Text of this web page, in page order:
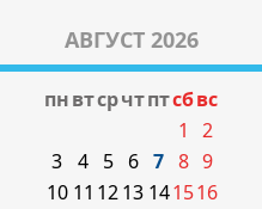
АВГУСТ 2026
пнвтсрчтптсбвс
1
2
3
4 5 6 7 8 9
10 11 1213 141516